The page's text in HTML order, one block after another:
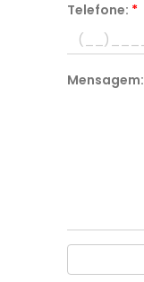
Telefone: *
Mensagem: